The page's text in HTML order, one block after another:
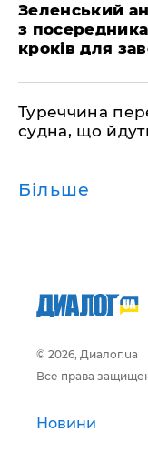
Зеленський
з
кроків для
Туреччина
судна, що
Більше
© 2026, Диалог.ua
Все права
Новини